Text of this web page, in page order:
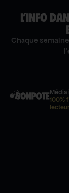
L’INFO
Chaque
Média
100%